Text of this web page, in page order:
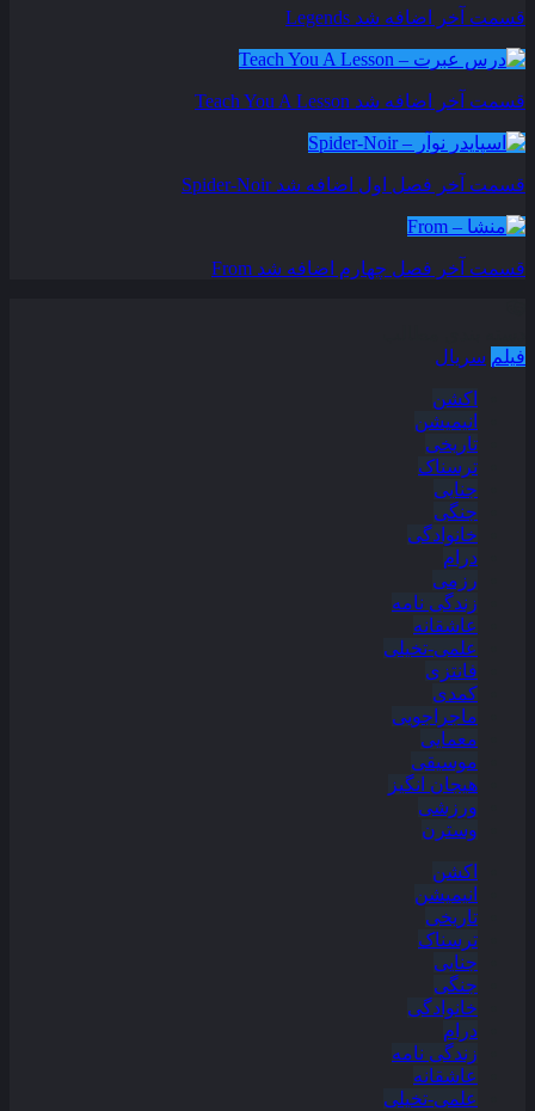
قسمت آخر اضافه شد Legends
قسمت آخر اضافه شد Teach You A Lesson
قسمت آخر فصل اول اضافه شد Spider-Noir
قسمت آخر فصل چهارم اضافه شد From
فیلم سریال
اکشن
انیمیشن
تاریخی
ترسناک
جنایی
جنگی
خانوادگی
درام
رزمی
زندگی نامه
عاشقانه
علمی-تخیلی
فانتزی
کمدی
ماجراجویی
معمایی
موسیقی
هیجان انگیز
ورزشی
وسترن
اکشن
انیمیشن
تاریخی
ترسناک
جنایی
جنگی
خانوادگی
درام
زندگی نامه
عاشقانه
علمی-تخیلی